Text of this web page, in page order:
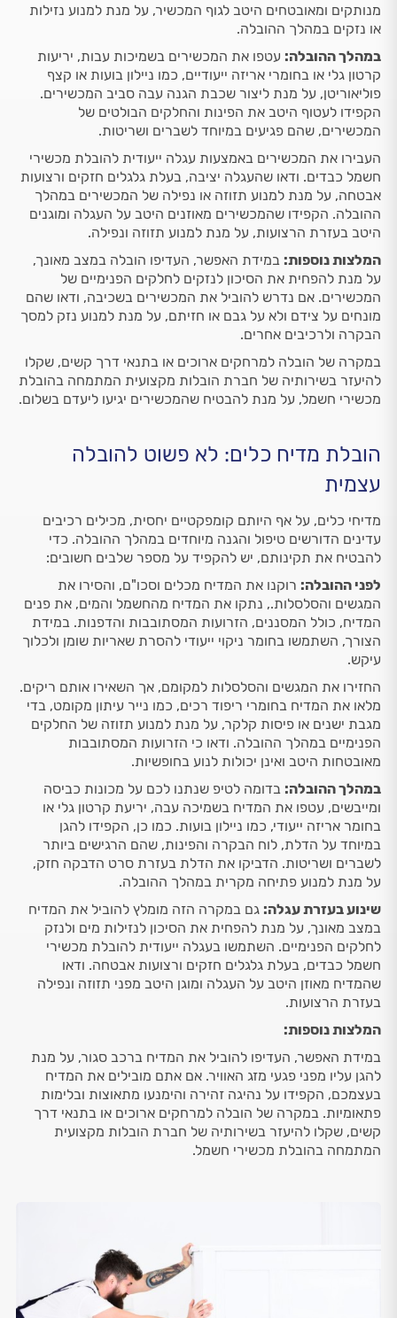
מנותקים ומאובטחים היטב לגוף המכשיר, על מנת למנוע נזילות
או נזקים במהלך ההובלה.
במהלך ההובלה: עטפו את המכשירים בשמיכות עבות, יריעות
קרטון גלי או בחומרי אריזה ייעודיים, כמו ניילון בועות או קצף
פוליאוריטן, על מנת ליצור שכבת הגנה עבה סביב המכשירים.
הקפידו לעטוף היטב את הפינות והחלקים הבולטים של
המכשירים, שהם פגיעים במיוחד לשברים ושריטות.
העבירו את המכשירים באמצעות עגלה ייעודית להובלת מכשירי
חשמל כבדים. ודאו שהעגלה יציבה, בעלת גלגלים חזקים ורצועות
אבטחה, על מנת למנוע תזוזה או נפילה של המכשירים במהלך
ההובלה. הקפידו שהמכשירים מאוזנים היטב על העגלה ומוגנים
היטב בעזרת הרצועות, על מנת למנוע תזוזה ונפילה.
המלצות נוספות: במידת האפשר, העדיפו הובלה במצב מאונך,
על מנת להפחית את הסיכון לנזקים לחלקים הפנימיים של
המכשירים. אם נדרש להוביל את המכשירים בשכיבה, ודאו שהם
מונחים על צידם ולא על גבם או חזיתם, על מנת למנוע נזק למסך
הבקרה ולרכיבים אחרים.
במקרה של הובלה למרחקים ארוכים או בתנאי דרך קשים, שקלו
להיעזר בשירותיה של חברת הובלות מקצועית המתמחה בהובלת
מכשירי חשמל, על מנת להבטיח שהמכשירים יגיעו ליעדם בשלום.
הובלת מדיח כלים: לא פשוט להובלה
עצמית
מדיחי כלים, על אף היותם קומפקטיים יחסית, מכילים רכיבים
עדינים הדורשים טיפול והגנה מיוחדים במהלך ההובלה. כדי
להבטיח את תקינותם, יש להקפיד על מספר שלבים חשובים:
לפני ההובלה: רוקנו את המדיח מכלים וסכו"ם, והסירו את
המגשים והסלסלות., נתקו את המדיח מהחשמל והמים, את פנים
המדיח, כולל המסננים, הזרועות המסתובבות והדפנות. במידת
הצורך, השתמשו בחומר ניקוי ייעודי להסרת שאריות שומן ולכלוך
עיקש.
החזירו את המגשים והסלסלות למקומם, אך השאירו אותם ריקים.
מלאו את המדיח בחומרי ריפוד רכים, כמו נייר עיתון מקומט, בדי
מגבת ישנים או פיסות קלקר, על מנת למנוע תזוזה של החלקים
הפנימיים במהלך ההובלה. ודאו כי הזרועות המסתובבות
מאובטחות היטב ואינן יכולות לנוע בחופשיות.
במהלך ההובלה: בדומה לטיפ שנתנו לכם על מכונות כביסה
ומייבשים, עטפו את המדיח בשמיכה עבה, יריעת קרטון גלי או
בחומר אריזה ייעודי, כמו ניילון בועות. כמו כן, הקפידו להגן
במיוחד על הדלת, לוח הבקרה והפינות, שהם הרגישים ביותר
לשברים ושריטות. הדביקו את הדלת בעזרת סרט הדבקה חזק,
על מנת למנוע פתיחה מקרית במהלך ההובלה.
שינוע בעזרת עגלה: גם במקרה הזה מומלץ להוביל את המדיח
במצב מאונך, על מנת להפחית את הסיכון לנזילות מים ולנזק
לחלקים הפנימיים. השתמשו בעגלה ייעודית להובלת מכשירי
חשמל כבדים, בעלת גלגלים חזקים ורצועות אבטחה. ודאו
שהמדיח מאוזן היטב על העגלה ומוגן היטב מפני תזוזה ונפילה
בעזרת הרצועות.
המלצות נוספות:
במידת האפשר, העדיפו להוביל את המדיח ברכב סגור, על מנת
להגן עליו מפני פגעי מזג האוויר. אם אתם מובילים את המדיח
בעצמכם, הקפידו על נהיגה זהירה והימנעו מתאוצות ובלימות
פתאומיות. במקרה של הובלה למרחקים ארוכים או בתנאי דרך
קשים, שקלו להיעזר בשירותיה של חברת הובלות מקצועית
המתמחה בהובלת מכשירי חשמל.